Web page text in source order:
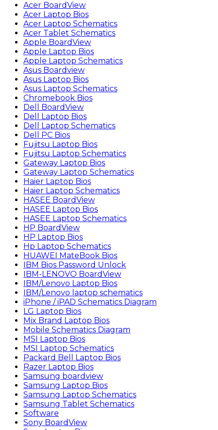
Acer BoardView
Acer Laptop Bios
Acer Laptop Schematics
Acer Tablet Schematics
Apple BoardView
Apple Laptop Bios
Apple Laptop Schematics
Asus Boardview
Asus Laptop Bios
Asus Laptop Schematics
Chromebook Bios
Dell BoardView
Dell Laptop Bios
Dell Laptop Schematics
Dell PC Bios
Fujitsu Laptop Bios
Fujitsu Laptop Schematics
Gateway Laptop Bios
Gateway Laptop Schematics
Haier Laptop Bios
Haier Laptop Schematics
HASEE BoardView
HASEE Laptop Bios
HASEE Laptop Schematics
HP BoardView
HP Laptop Bios
Hp Laptop Schematics
HUAWEI MateBook Bios
IBM Bios Password Unlock
IBM-LENOVO BoardView
IBM/Lenovo Laptop Bios
IBM/Lenovo laptop schematics
iPhone / iPAD Schematics Diagram
LG Laptop Bios
Mix Brand Laptop Bios
Mobile Schematics Diagram
MSI Laptop Bios
MSI Laptop Schematics
Packard Bell Laptop Bios
Razer Laptop Bios
Samsung boardview
Samsung Laptop Bios
Samsung Laptop Schematics
Samsung Tablet Schematics
Software
Sony BoardView